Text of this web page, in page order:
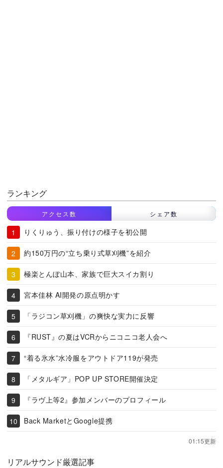
ランキング
アクセス数 シェア数
りくりゅう、振り付けの様子を初公開
約150万円の“立ち乗り式草刈機”を紹介
極楽とんぼ山本、家族で巨大スイカ割り
宮本佳林 AI開発の原点明かす
「ラジコン草刈機」の爽快な実力に反響
『RUST』の夏はVCRからニコニコ老人会へ
“着る氷水”水冷服をアウトドア119が発売
「メタルギア」POP UP STORE開催決定
『ラヴ上等2』参加メンバーのプロフィール
Back MarketとGoogle提携
01:15更新
リアルサウンド厳選記事